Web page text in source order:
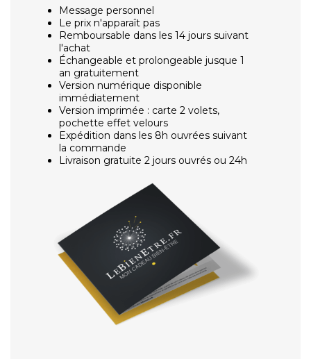
Message personnel
Le prix n'apparaît pas
Remboursable dans les 14 jours suivant
l'achat
Échangeable et prolongeable jusque 1
an gratuitement
Version numérique disponible
immédiatement
Version imprimée : carte 2 volets,
pochette effet velours
Expédition dans les 8h ouvrées suivant
la commande
Livraison gratuite 2 jours ouvrés ou 24h